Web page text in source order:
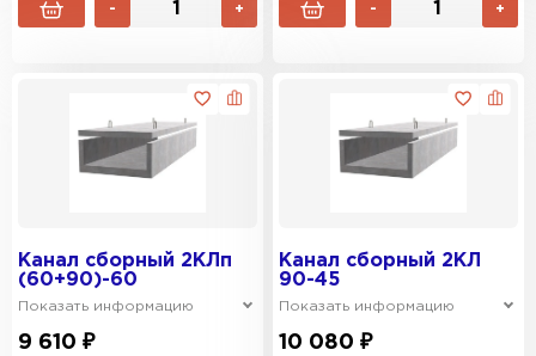
- + - +
Канал сборный 2КЛп
(60+90)-60
Показать информацию
9 610 ₽
Канал сборный 2КЛ
90-45
Показать информацию
10 080 ₽